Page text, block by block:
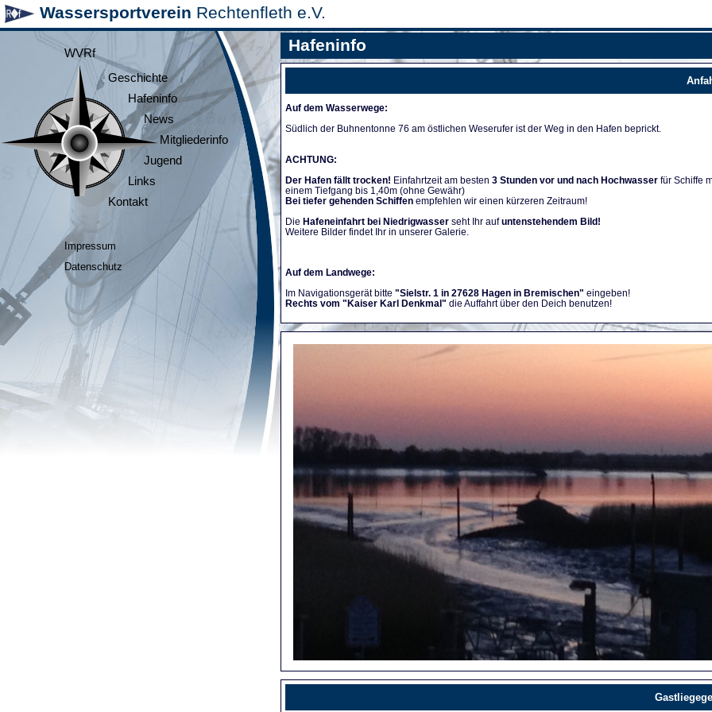
Wassersportverein Rechtenfleth e.V.
WVRf
Geschichte
Hafeninfo
News
Mitgliederinfo
Jugend
Links
Kontakt
Impressum
Datenschutz
Hafeninfo
Auf dem Wasserwege:
Südlich der Buhnentonne 76 am östlichen Weserufer ist der Weg in den Hafen beprickt.
ACHTUNG:
Der Hafen fällt trocken! Einfahrtzeit am besten 3 Stunden vor und nach Hochwasser für Schiffe
einem Tiefgang bis 1,40m (ohne Gewähr)
Bei tiefer gehenden Schiffen empfehlen wir einen kürzeren Zeitraum!
Die Hafeneinfahrt bei Niedrigwasser seht Ihr aufuntenstehendem Bild!
Weitere Bilder findet Ihr in unserer Galerie.
Auf dem Landwege:
Im Navigationsgerät bitte "Sielstr. 1 in 27628 Hagen in Bremischen" eingeben!
Rechts vom "Kaiser Karl Denkmal" die Auffahrt über den Deich benutzen!